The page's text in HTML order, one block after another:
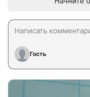
Гость